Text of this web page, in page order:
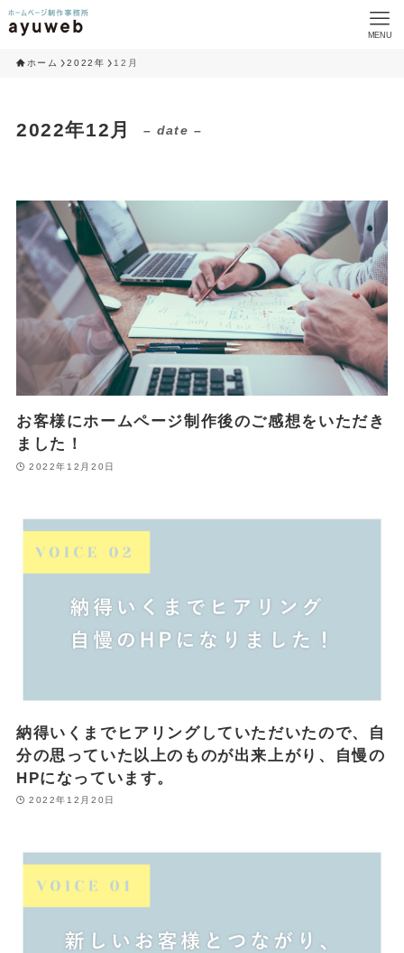
MENU
ホーム 2022年 12月
2022年12月 – date –
お客様にホームページ制作後のご感想をいただき
ました！
2022年12月20日
納得いくまでヒアリングしていただいたので、自
分の思っていた以上のものが出来上がり、自慢の
HPになっています。
2022年12月20日